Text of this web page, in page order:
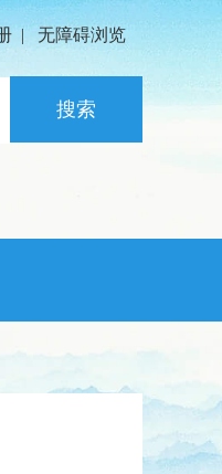
| 无障碍浏览
搜索